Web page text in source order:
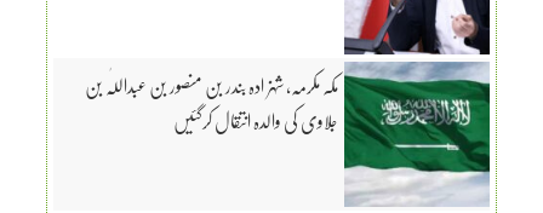
مکہ مکرمہ، شہزادہ بندر بن منصور بن عبداللّٰہ بن
جلاوی کی والدہ انتقال کرگئیں